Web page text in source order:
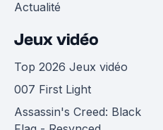
Actualité
Jeux vidéo
Top 2026 Jeux vidéo
007 First Light
Assassin's Creed: Black